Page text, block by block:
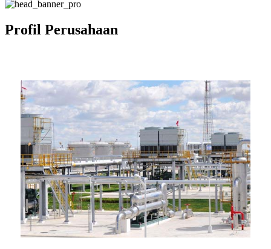
Profil Perusahaan